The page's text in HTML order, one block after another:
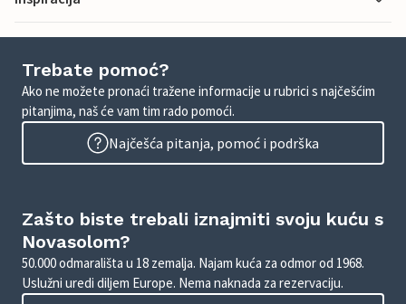
Trebate pomoć?
Ako ne možete pronaći tražene informacije u rubrici s najčešćim
pitanjima, naš će vam tim rado pomoći.
Najčešća pitanja, pomoć i podrška
Zašto biste trebali iznajmiti svoju kuću s
Novasolom?
50.000 odmarališta u 18 zemalja. Najam kuća za odmor od 1968.
Uslužni uredi diljem Europe. Nema naknada za rezervaciju.